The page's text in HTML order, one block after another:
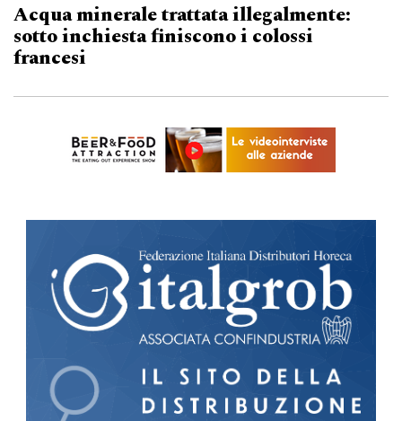
Acqua minerale trattata illegalmente:
sotto inchiesta finiscono i colossi
francesi